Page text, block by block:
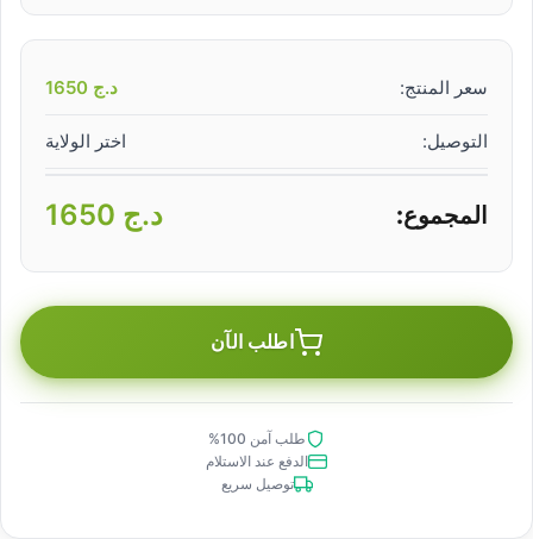
سعر المنتج: د.ج
التوصيل: اختر الولاية
المجموع: د.ج
اطلب الآن
طلب آمن 100%
الدفع عند الاستلام
توصيل سريع